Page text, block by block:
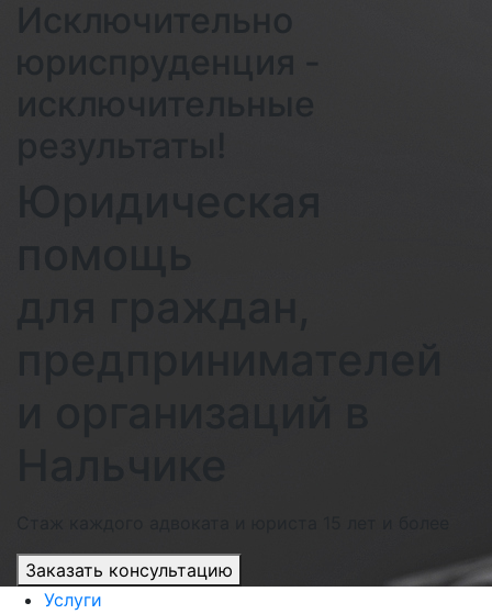
Исключительно
юриспруденция -
исключительные
результаты!
Заказать консультацию
Услуги